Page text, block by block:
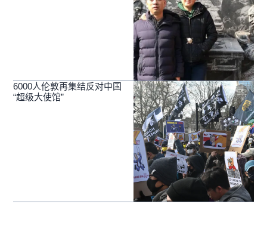
6000人伦敦再集结反对中国
“超级大使馆”